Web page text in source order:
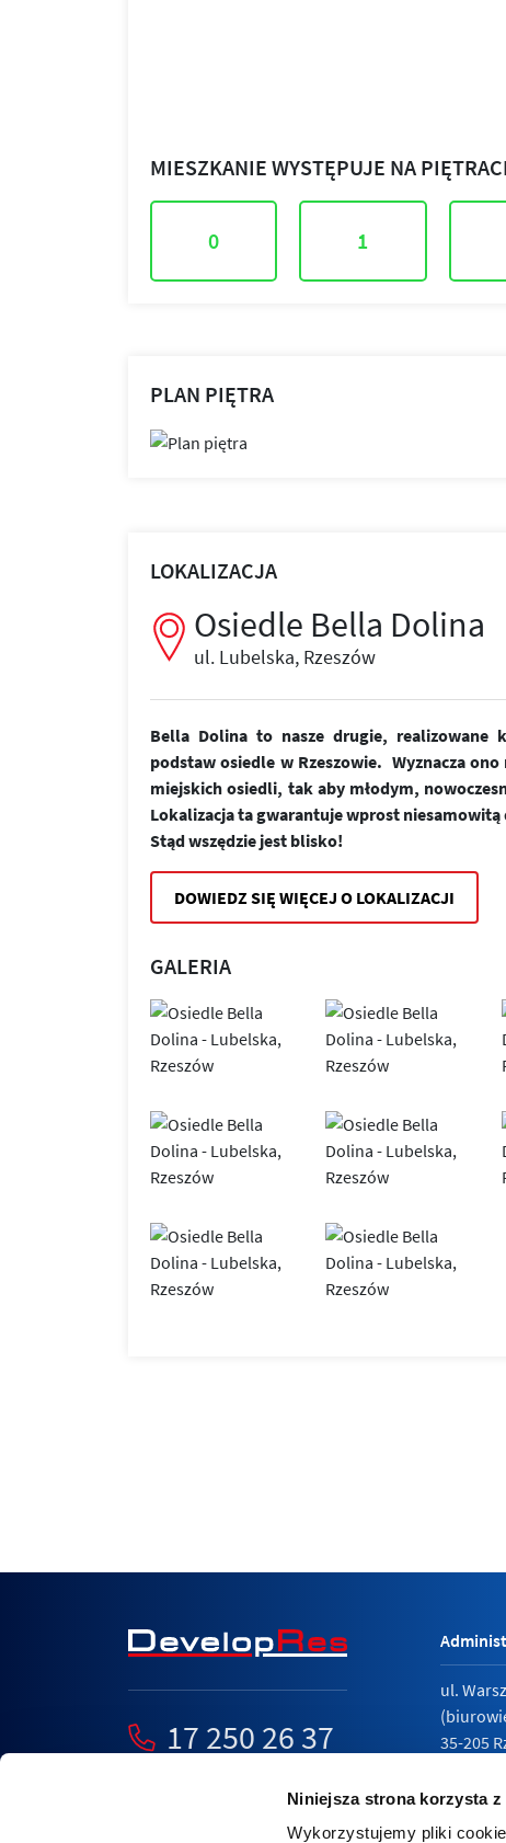
Niniejsza strona korzysta
Wykorzystujemy pliki
MIESZKANIE WYSTĘPUJE NA
0 1
PLAN PIĘTRA
LOKALIZACJA
Osiedle Bella Dolina
ul. Lubelska, Rzeszów
Bella Dolina to nasze drugie, realizowane
podstaw osiedle w Rzeszowie. Wyznacza
miejskich osiedli, tak aby młodym,
Lokalizacja ta gwarantuje wprost
Stąd wszędzie jest blisko!
DOWIEDZ SIĘ WIĘCEJ O LOKALIZACJI
GALERIA
17 250 26 37
ul.
35-205
17